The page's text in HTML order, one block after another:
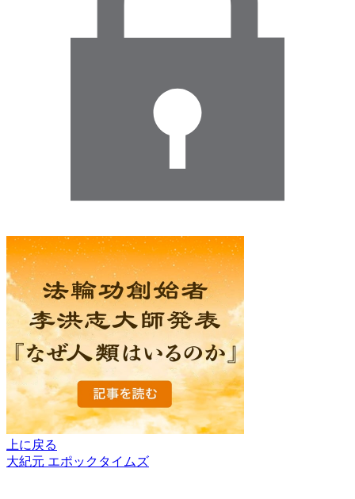
上に戻る
大紀元 エポックタイムズ